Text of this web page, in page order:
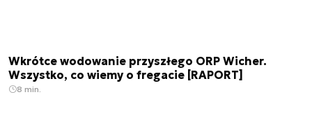
Wkrótce wodowanie przyszłego ORP Wicher.
Wszystko, co wiemy o fregacie [RAPORT]
8 min.